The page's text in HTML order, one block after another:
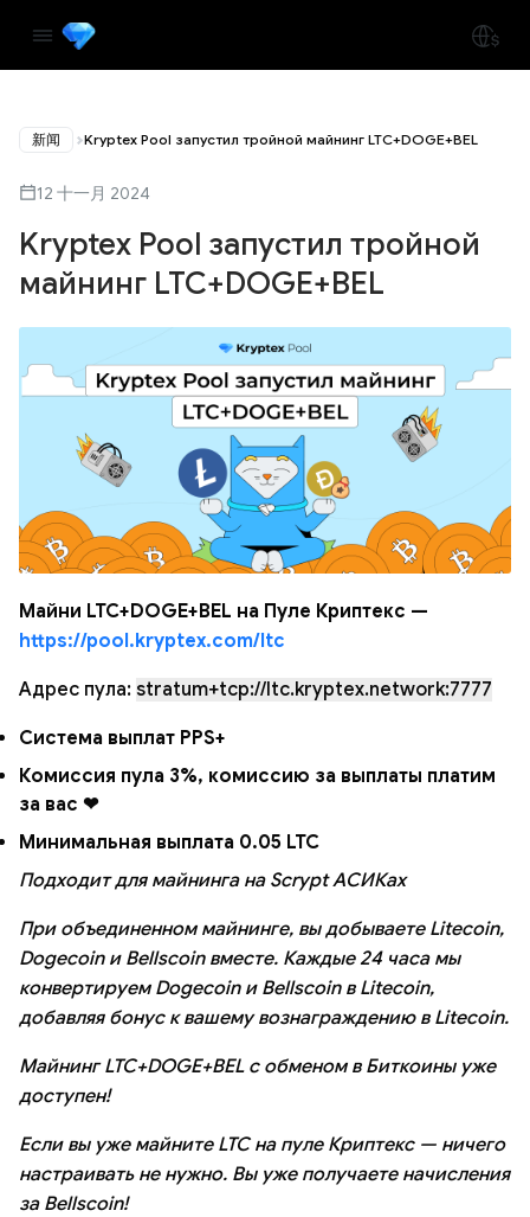
新闻 Kryptex Pool запустил тройной майнинг LTC+DOGE+BEL
12 十一月 2024
Kryptex Pool запустил тройной
майнинг LTC+DOGE+BEL
Майни LTC+DOGE+BEL на Пуле Криптекс —
https://pool.kryptex.com/ltc
Адрес пула: stratum+tcp://ltc.kryptex.network:7777
Система выплат PPS+
Комиссия пула 3%, комиссию за выплаты платим
за вас ❤
Минимальная выплата 0.05 LTC
Подходит для майнинга на Scrypt АСИКах
При объединенном майнинге, вы добываете Litecoin,
Dogecoin и Bellscoin вместе. Каждые 24 часа мы
конвертируем Dogecoin и Bellscoin в Litecoin,
добавляя бонус к вашему вознаграждению в Litecoin.
Майнинг LTC+DOGE+BEL с обменом в Биткоины уже
доступен!
Если вы уже майните LTC на пуле Криптекс — ничего
настраивать не нужно. Вы уже получаете начисления
за Bellscoin!